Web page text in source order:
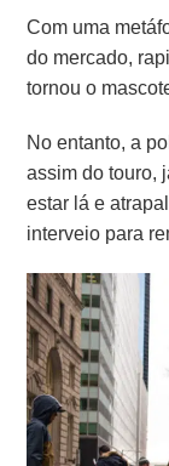
Com uma
do mercado,
tornou o
No entanto, a
assim do touro,
estar lá e
interveio para